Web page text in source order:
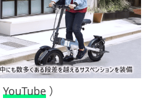
YouTube ）